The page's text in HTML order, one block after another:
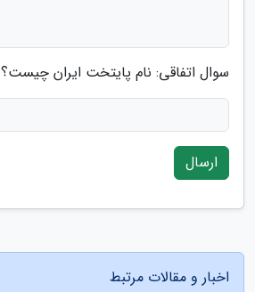
سوال اتفاقی: نام پایتخت ایران چیست؟
ارسال
اخبار و مقالات مرتبط